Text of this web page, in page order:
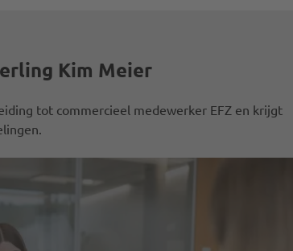
Kim Meier
tot commercieel medewerker EFZ en krijgt